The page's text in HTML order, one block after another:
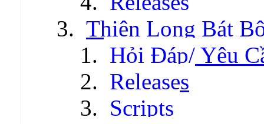
Thiên Long Bát
Hỏi Đáp/ Yêu
Releases
Scripts